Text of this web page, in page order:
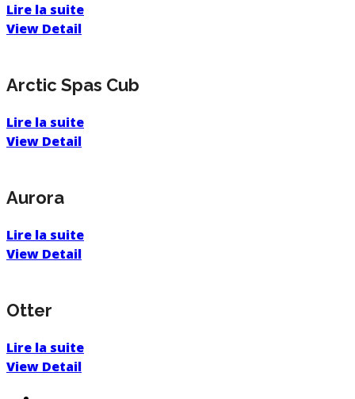
Lire la suite
View Detail
Arctic Spas Cub
Lire la suite
View Detail
Aurora
Lire la suite
View Detail
Otter
Lire la suite
View Detail